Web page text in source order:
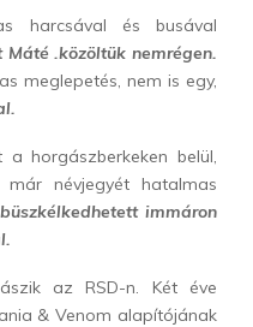
harcsával és busával
Máté .közöltük nemrégen.
meglepetés, nem is egy,
horgászberkeken belül,
névjegyét hatalmas
immáron
az RSD-n. Két éve
& Venom alapítójának